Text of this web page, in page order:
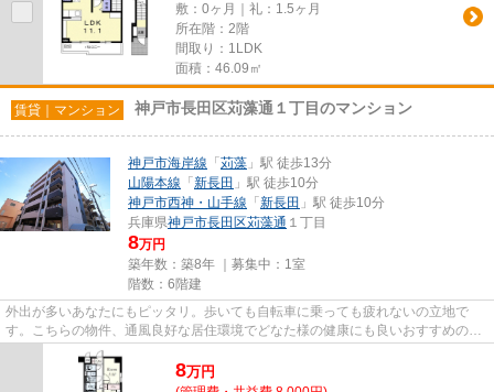
敷：0ヶ月｜礼：1.5ヶ月
所在階：2階
間取り：1LDK
面積：46.09㎡
賃貸｜マンション 神戸市長田区苅藻通１丁目のマンション
神戸市海岸線 「 苅藻 」駅 徒歩13分
山陽本線 「 新長田 」駅 徒歩10分
神戸市西神・山手線 「 新長田 」駅 徒歩10分
兵庫県神戸市長田区苅藻通 １丁目
8万円
築年数：築8年 ｜募集中： 1室
階数：6階建
外出が多いあなたにもピッタリ。歩いても自転車に乗っても疲れないの立地で
す。こちらの物件、通風良好な居住環境でどなた様の健康にも良いおすすめのマ
ンションです。駅へも徒歩13分...
8万円